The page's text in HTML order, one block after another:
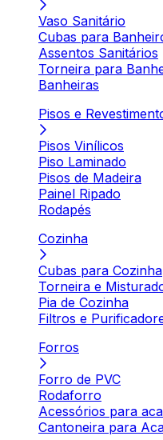
Vaso Sanitário
Cubas para
Assentos Sanitários
Torneira para
Banheiras
Pisos e
Pisos Vinílicos
Piso Laminado
Pisos de Madeira
Painel Ripado
Rodapés
Cozinha
Cubas para Cozinha
Torneira e
Pia de Cozinha
Filtros e
Forros
Forro de PVC
Rodaforro
Acessórios para
Cantoneira para